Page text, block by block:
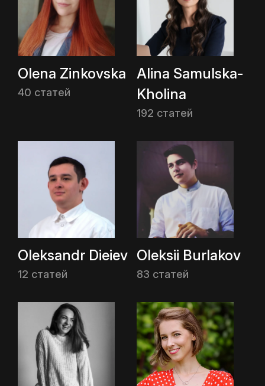
Olena Zinkovska
40 статей
Alina Samulska-
Kholina
192 статей
Oleksandr Dieiev
12 статей
Oleksii Burlakov
83 статей